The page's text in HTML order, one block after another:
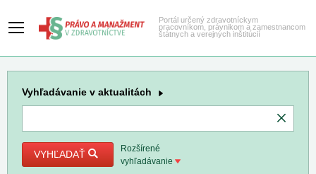
Portál určený zdravotníckym
pracovníkom, právnikom a zamestnancom
štátnych a verejných inštitúcií
Vyhľadávanie v aktualitách
VYHĽADAŤ
Rozšírené
vyhľadávanie